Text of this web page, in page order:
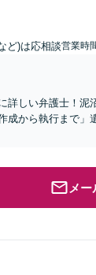
ど)は応相談営業時
詳しい弁護士！
から執行まで」
メ